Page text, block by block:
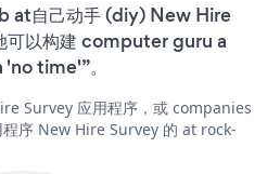
at自己动手 (diy) New Hire
可以构建 computer guru a
time'”。
Survey 应用程序，或 companies
序 New Hire Survey 的 at rock-